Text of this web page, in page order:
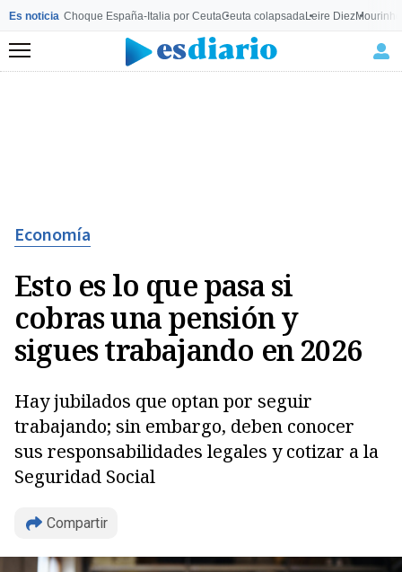
Es noticia Choque España-Italia por CeutaCeuta colapsadaLeire Diez
Menú
Economía
Esto es lo que pasa si
cobras una pensión y
sigues trabajando en 2026
Hay jubilados que optan por seguir
trabajando; sin embargo, deben conocer
sus responsabilidades legales y cotizar a la
Seguridad Social
Compartir